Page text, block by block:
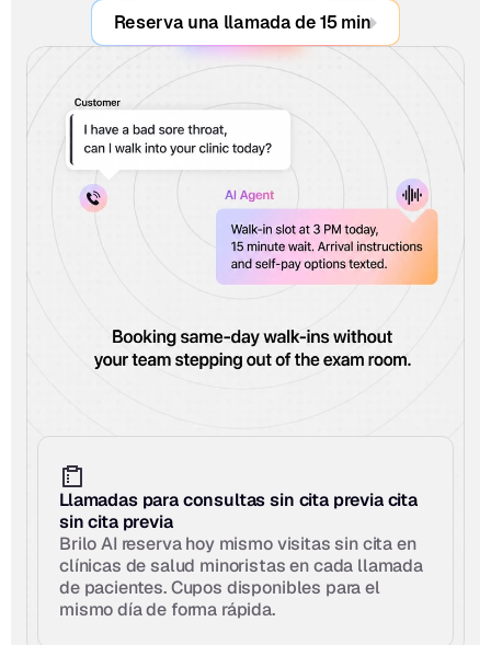
Reserva una llamada de 15 min
Llamadas para consultas sin cita previa cita
sin cita previa
Brilo AI reserva hoy mismo visitas sin cita en
clínicas de salud minoristas en cada llamada
de pacientes. Cupos disponibles para el
mismo día de forma rápida.